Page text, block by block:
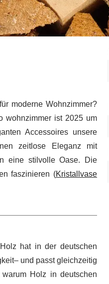
moderne Wohnzimmer?
wohnzimmer ist 2025 um
Accessoires unsere
zeitlose Eleganz mit
eine stilvolle Oase. Die
faszinieren (Kristallvase
hat in der deutschen
und passt gleichzeitig
Holz in deutschen